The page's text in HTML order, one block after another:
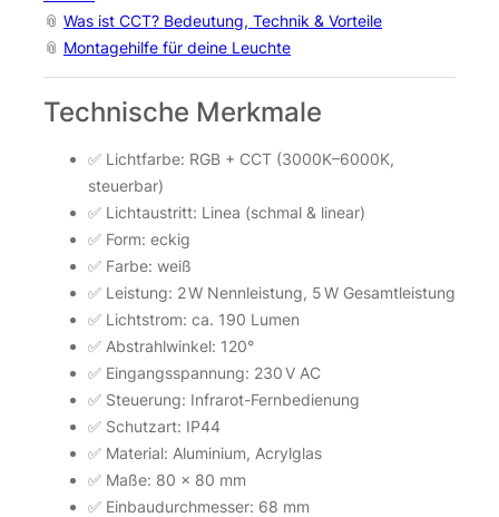
📎 Was ist CCT? Bedeutung, Technik & Vorteile
📎 Montagehilfe für deine Leuchte
Technische Merkmale
✅ Lichtfarbe: RGB + CCT (3000K–6000K,
steuerbar)
✅ Lichtaustritt: Linea (schmal & linear)
✅ Form: eckig
✅ Farbe: weiß
✅ Leistung: 2 W Nennleistung, 5 W Gesamtleistung
✅ Lichtstrom: ca. 190 Lumen
✅ Abstrahlwinkel: 120°
✅ Eingangsspannung: 230 V AC
✅ Steuerung: Infrarot-Fernbedienung
✅ Schutzart: IP44
✅ Material: Aluminium, Acrylglas
✅ Maße: 80 × 80 mm
✅ Einbaudurchmesser: 68 mm